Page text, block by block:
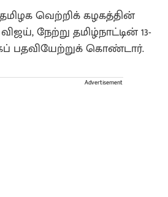
வெற்றிக் கழகத்தின்
நேற்று தமிழ்நாட்டின் 13-
பதவியேற்றுக் கொண்டார்.
Advertisement